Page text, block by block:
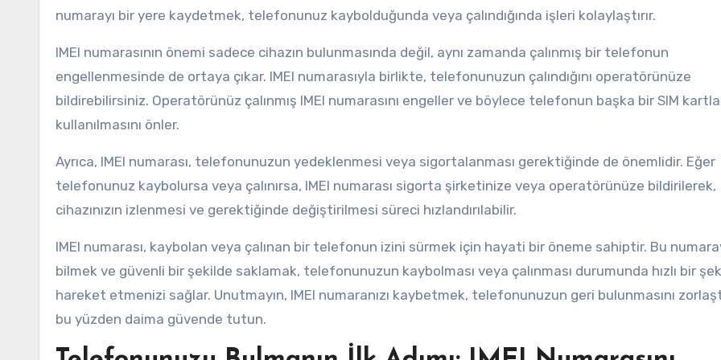
numarayı bir yere kaydetmek, telefonunuz kaybolduğunda veya çalındığında işleri kolaylaştırır.
IMEI numarasının önemi sadece cihazın bulunmasında değil, aynı zamanda çalınmış bir telefonun
engellenmesinde de ortaya çıkar. IMEI numarasıyla birlikte, telefonunuzun çalındığını operatörünüze
bildirebilirsiniz. Operatörünüz çalınmış IMEI numarasını engeller ve böylece telefonun başka bir SIM kartla
kullanılmasını önler.
Ayrıca, IMEI numarası, telefonunuzun yedeklenmesi veya sigortalanması gerektiğinde de önemlidir. Eğer
telefonunuz kaybolursa veya çalınırsa, IMEI numarası sigorta şirketinize veya operatörünüze bildirilerek,
cihazınızın izlenmesi ve gerektiğinde değiştirilmesi süreci hızlandırılabilir.
IMEI numarası, kaybolan veya çalınan bir telefonun izini sürmek için hayati bir öneme sahiptir. Bu
bilmek ve güvenli bir şekilde saklamak, telefonunuzun kaybolması veya çalınması durumunda hızlı bir
hareket etmenizi sağlar. Unutmayın, IMEI numaranızı kaybetmek, telefonunuzun geri bulunmasını
bu yüzden daima güvende tutun.